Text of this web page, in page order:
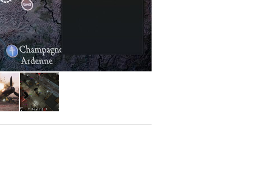
de acción (AP).
su siguiente turno. Esta mecánica
recompensando la táctica
enemigos silenciosamente para